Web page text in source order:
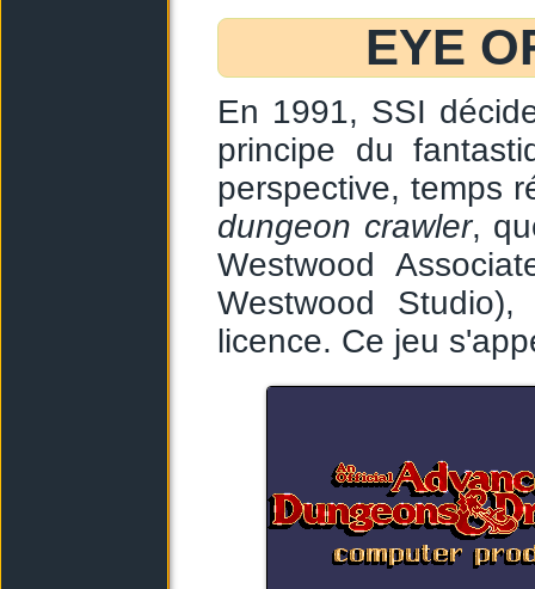
EYE
En 1991, SSI
principe du
perspective, temps
dungeon crawler,
Westwood
Westwood
licence. Ce jeu